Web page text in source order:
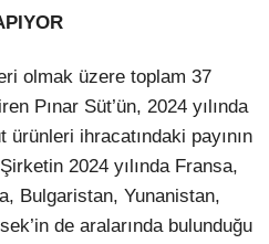
olmak üzere toplam 37
Pınar Süt’ün, 2024 yılında
ihracatındaki payının
2024 yılında Fransa,
Bulgaristan, Yunanistan,
de aralarında bulunduğu